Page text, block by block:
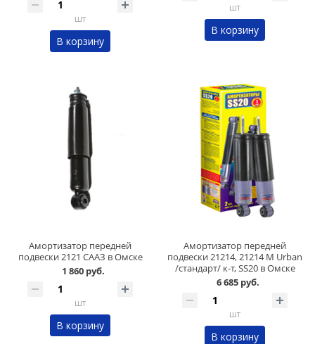
шт
В корзину
шт
В корзину
Амортизатор передней
подвески 2121 СААЗ в Омске
1 860 руб.
шт
В корзину
Амортизатор передней
подвески 21214, 21214 М Urban
/стандарт/ к-т, SS20 в Омске
6 685 руб.
шт
В корзину